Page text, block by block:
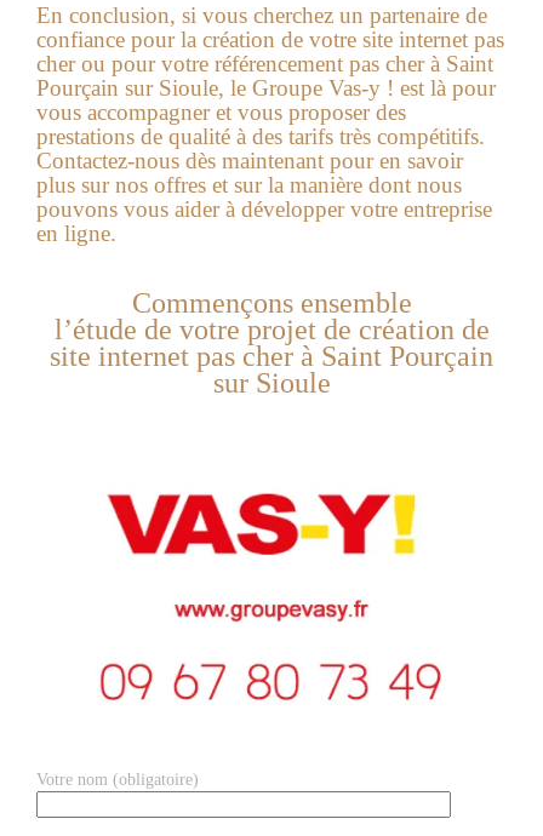
En conclusion, si vous cherchez un partenaire de
confiance pour la création de votre site internet pas
cher ou pour votre référencement pas cher à Saint
Pourçain sur Sioule, le Groupe Vas-y ! est là pour
vous accompagner et vous proposer des
prestations de qualité à des tarifs très compétitifs.
Contactez-nous dès maintenant pour en savoir
plus sur nos offres et sur la manière dont nous
pouvons vous aider à développer votre entreprise
en ligne.
Commençons ensemble
l’étude de votre projet de création de
site internet pas cher à Saint Pourçain
sur Sioule
Votre nom (obligatoire)